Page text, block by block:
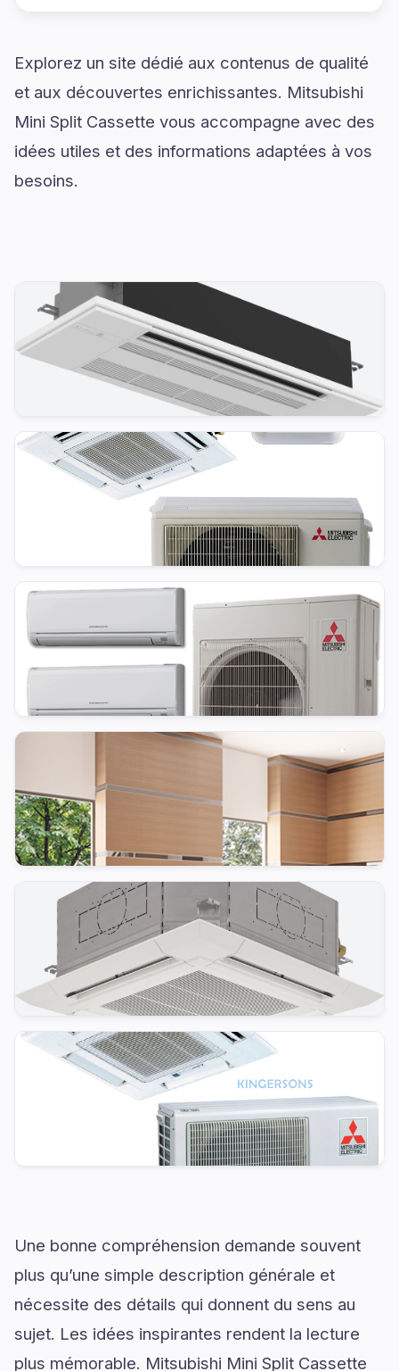
Explorez un site dédié aux contenus de qualité
et aux découvertes enrichissantes. Mitsubishi
Mini Split Cassette vous accompagne avec des
idées utiles et des informations adaptées à vos
besoins.
Une bonne compréhension demande souvent
plus qu’une simple description générale et
nécessite des détails qui donnent du sens au
sujet. Les idées inspirantes rendent la lecture
plus mémorable. Mitsubishi Mini Split Cassette